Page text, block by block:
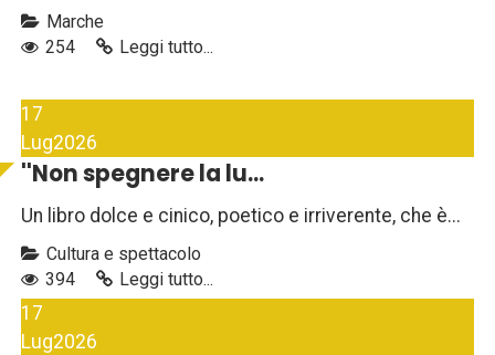
Marche
254
Leggi tutto...
17
Lug2026
''Non spegnere la lu...
Un libro dolce e cinico, poetico e irriverente, che è...
Cultura e spettacolo
394
Leggi tutto...
17
Lug2026